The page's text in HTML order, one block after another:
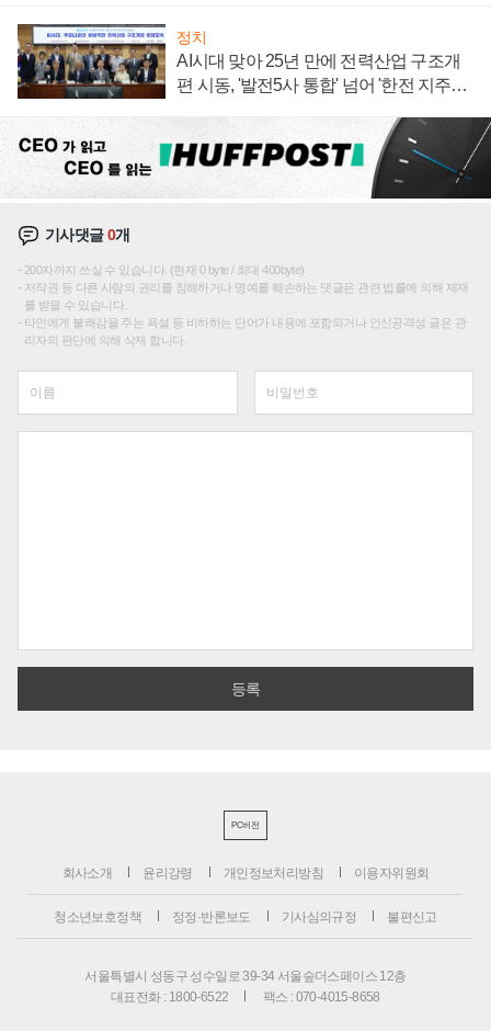
정치
AI시대 맞아 25년 만에 전력산업 구조개
편 시동, '발전5사 통합' 넘어 '한전 지주사'
기사댓글0개
200자까지 쓰실 수 있습니다. (현재 0 byte / 최대 400byte)
저작권 등 다른 사람의 권리를 침해하거나 명예를 훼손하는 댓글은 관련 법률에 의해 제재
를 받을 수 있습니다.
타인에게 불쾌감을 주는 욕설 등 비하하는 단어가 내용에 포함되거나 인신공격성 글은 관
리자의 판단에 의해 삭제 합니다.
PC버전
회사소개 윤리강령 개인정보처리방침 이용자위원회
청소년보호정책 정정·반론보도 기사심의규정 불편신고
서울특별시 성동구 성수일로 39-34 서울숲더스페이스 12층
대표전화 : 1800-6522
팩스 : 070-4015-8658